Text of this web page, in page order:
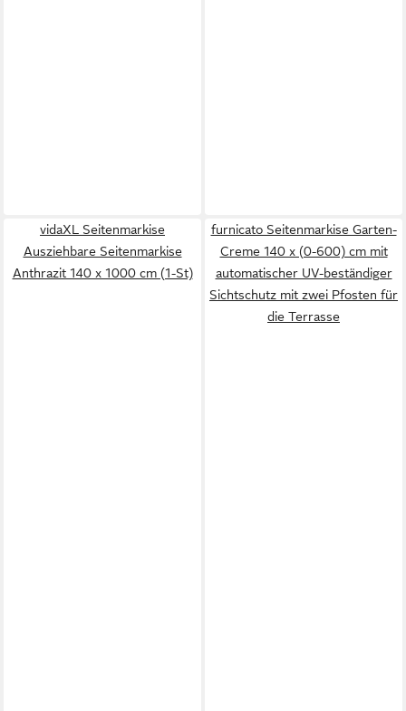
vidaXL Seitenmarkise
Ausziehbare Seitenmarkise
Anthrazit 140 x 1000 cm (1-St)
furnicato Seitenmarkise Garten-
Creme 140 x (0-600) cm mit
automatischer UV-beständiger
Sichtschutz mit zwei Pfosten für
die Terrasse